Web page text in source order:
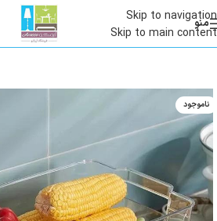
Skip to navigation
Skip to main content
منو
ناموجود